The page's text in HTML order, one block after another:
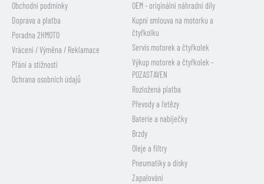
Obchodní podmínky
Doprava a platba
Poradna 2HMOTO
Vrácení / Výměna / Reklamace
Přání a stížnosti
Ochrana osobních údajů
OEM - originální náhradní díly
Kupní smlouva na motorku a
čtyřkolku
Servis motorek a čtyřkolek
Výkup motorek a čtyřkolek -
POZASTAVEN
Rozložená platba
Převody a řetězy
Baterie a nabíječky
Brzdy
Oleje a filtry
Pneumatiky a disky
Zapalování